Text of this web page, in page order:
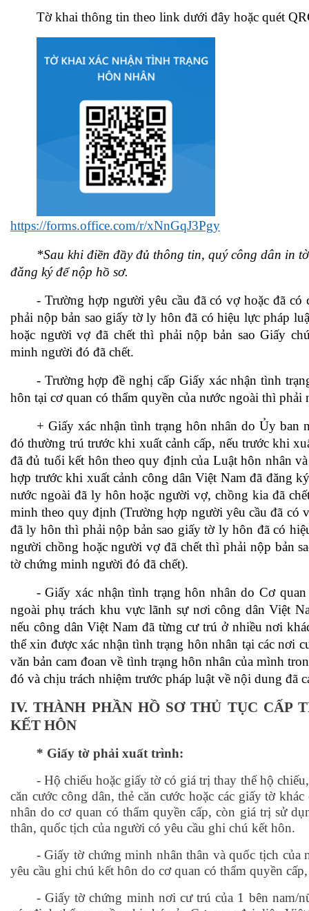
Tờ khai thông tin theo link dưới đây hoặc quét
https://forms.office.com/r/xNnGqJ3Pgy
*Sau khi điền đầy đủ thông tin, quý công dân in
đăng ký để nộp hồ sơ.
- Trường hợp người yêu cầu đã có vợ hoặc đã
phải nộp bản sao giấy tờ ly hôn đã có hiệu lực pháp
hoặc người vợ đã chết thì phải nộp bản sao Giấy
minh người đó đã chết.
- Trường hợp đề nghị cấp Giấy xác nhận tình
hôn tại cơ quan có thẩm quyền của nước ngoài thì phải
+ Giấy xác nhận tình trạng hôn nhân do Ủy ban
đó thường trú trước khi xuất cảnh cấp, nếu trước khi
đã đủ tuổi kết hôn theo quy định của Luật hôn nhân
hợp trước khi xuất cảnh công dân Việt Nam đã đăng
nước ngoài đã ly hôn hoặc người vợ, chồng kia đã
minh theo quy định (Trường hợp người yêu cầu đã có
đã ly hôn thì phải nộp bản sao giấy tờ ly hôn đã có
người chồng hoặc người vợ đã chết thì phải nộp bản
tờ chứng minh người đó đã chết).
- Giấy xác nhận tình trạng hôn nhân do Cơ
ngoài phụ trách khu vực lãnh sự nơi công dân Việt
nếu công dân Việt Nam đã từng cư trú ở nhiều nơi
thể xin được xác nhận tình trạng hôn nhân tại các nơi
văn bản cam đoan về tình trạng hôn nhân của mình
đó và chịu trách nhiệm trước pháp luật về nội dung đã
IV.THÀNH PHẦN HỒ SƠ THỦ TỤC CẤP
KẾT HÔN
* Giấy tờ phải xuất trình:
- Hộ chiếu hoặc giấy tờ có giá trị thay thế hộ
căn cước công dân, thẻ căn cước hoặc các giấy tờ
nhân do cơ quan có thẩm quyền cấp, còn giá trị sử
thân, quốc tịch của người có yêu cầu ghi chú kết hôn.
- Giấy tờ chứng minh nhân thân và quốc tịch
yêu cầu ghi chú kết hôn do cơ quan có thẩm quyền
- Giấy tờ chứng minh nơi cư trú của 1 bên nam/